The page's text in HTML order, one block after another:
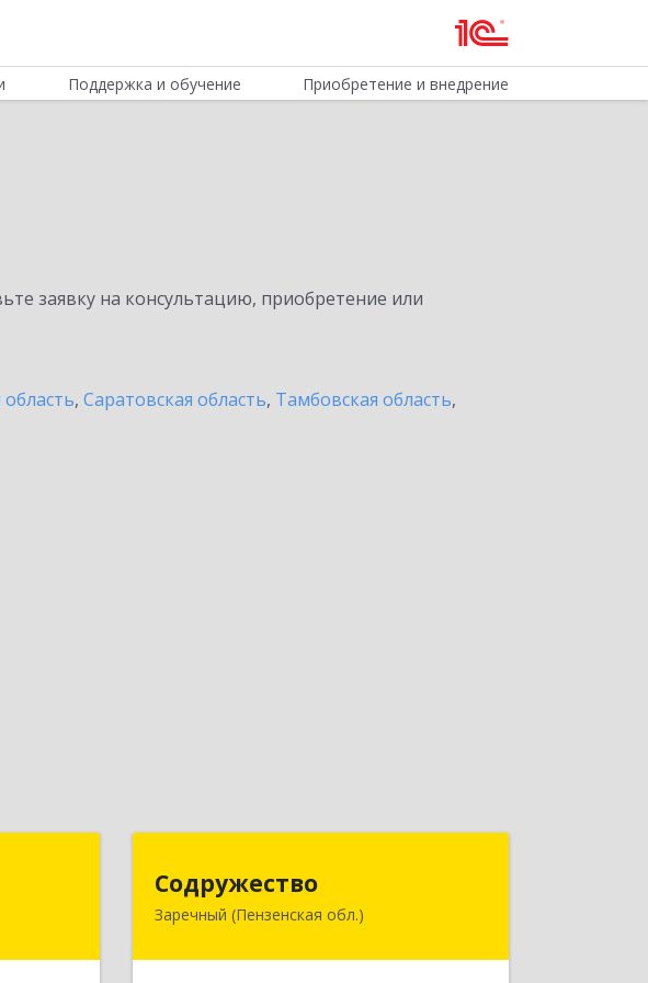
Поддержка и обучение Приобретение и внедрение
заявку на консультацию, приобретение или
область, Саратовская область, Тамбовская область,
г,
Содружество
Заречный (Пензенская обл.)
442962, Пензенская обл, Заречный г,